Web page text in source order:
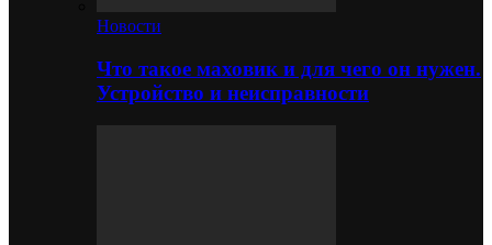
Новости
Что такое маховик и для чего он нужен.
Устройство и неисправности